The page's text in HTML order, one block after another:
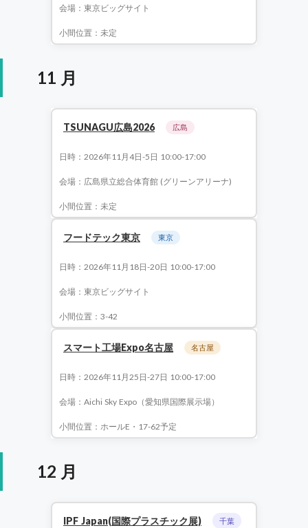
会場：東京ビッグサイト
小間位置：未定
11 月
TSUNAGU広島2026 広島
日時：2026年11月4日-5日 10:00-17:00
会場：広島県立総合体育館 (グリーンアリーナ)
小間位置：未定
フードテック東京 東京
日時：2026年11月18日-20日 10:00-17:00
会場：東京ビッグサイト
小間位置：3-42
スマート工場Expo名古屋 名古屋
日時：2026年11月25日-27日 10:00-17:00
会場：Aichi Sky Expo（愛知県国際展示場）
小間位置：ホールE・17-62予定
12 月
IPF Japan(国際プラスチック展) 千葉